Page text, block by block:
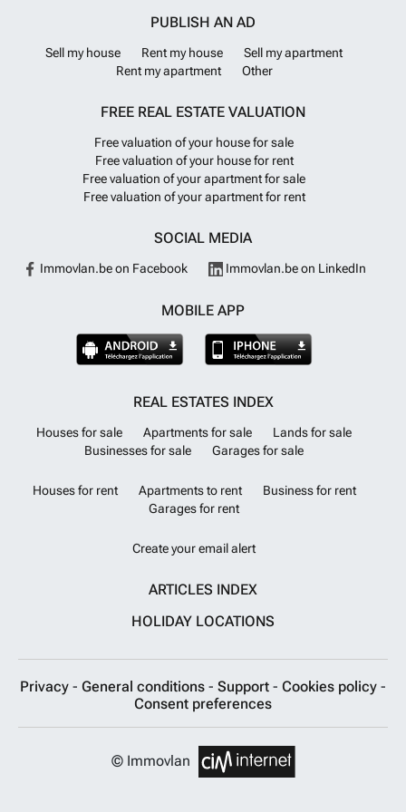
PUBLISH AN AD
Sell my house Rent my house
Sell my apartment
Rent my apartment
Other
FREE REAL ESTATE VALUATION
Free valuation of your house for sale
Free valuation of your house for rent
Free valuation of your apartment for sale
Free valuation of your apartment for rent
SOCIAL MEDIA
Immovlan.be on Facebook Immovlan.be on LinkedIn
MOBILE APP
REAL ESTATES INDEX
Houses for sale Apartments for sale
Lands for sale
Businesses for sale
Garages for sale
Houses for rent Apartments to rent
Business for rent
Garages for rent
Create your email alert
ARTICLES INDEX
HOLIDAY LOCATIONS
Privacy - General conditions - Support - Cookies policy -
Consent preferences
© Immovlan